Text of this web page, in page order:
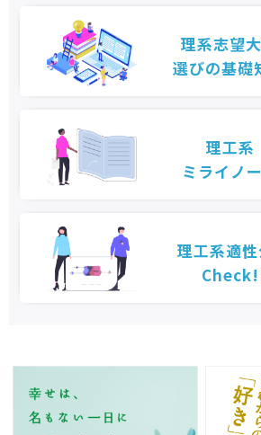
理系志望
選びの基礎
理工系
ミライノ
理工系適